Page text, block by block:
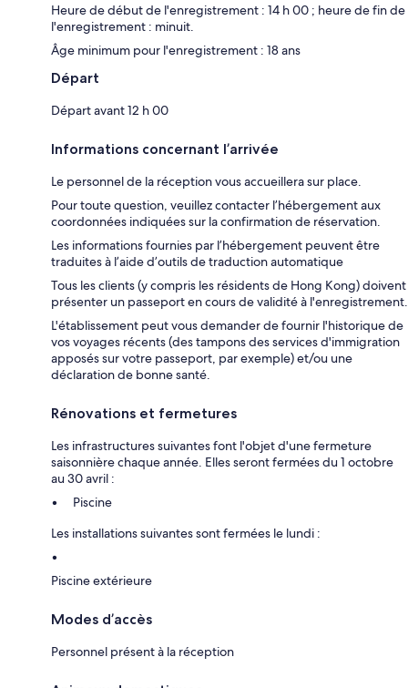
Heure de début de l'enregistrement : 14 h 00 ; heure de fin de
l'enregistrement : minuit.
Âge minimum pour l'enregistrement : 18 ans
Départ
Départ avant 12 h 00
Informations concernant l’arrivée
Le personnel de la réception vous accueillera sur place.
Pour toute question, veuillez contacter l’hébergement aux
coordonnées indiquées sur la confirmation de réservation.
Les informations fournies par l’hébergement peuvent être
traduites à l’aide d’outils de traduction automatique
Tous les clients (y compris les résidents de Hong Kong) doivent
présenter un passeport en cours de validité à l'enregistrement.
L'établissement peut vous demander de fournir l'historique de
vos voyages récents (des tampons des services d'immigration
apposés sur votre passeport, par exemple) et/ou une
déclaration de bonne santé.
Rénovations et fermetures
Les infrastructures suivantes font l'objet d'une fermeture
saisonnière chaque année. Elles seront fermées du 1 octobre
au 30 avril :
Piscine
Les installations suivantes sont fermées le lundi :
Piscine extérieure
Modes d’accès
Personnel présent à la réception